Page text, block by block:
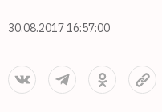
30.08.2017 16:57:00